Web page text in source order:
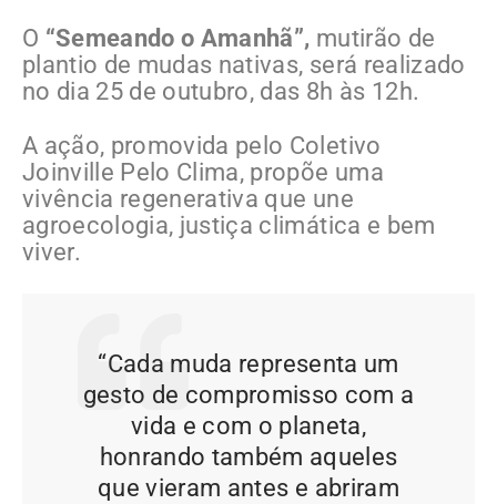
O “Semeando o Amanhã”, mutirão de
plantio de mudas nativas, será realizado
no dia 25 de outubro, das 8h às 12h.
A ação, promovida pelo Coletivo
Joinville Pelo Clima, propõe uma
vivência regenerativa que une
agroecologia, justiça climática e bem
viver.
“Cada muda representa um
gesto de compromisso com a
vida e com o planeta,
honrando também aqueles
que vieram antes e abriram